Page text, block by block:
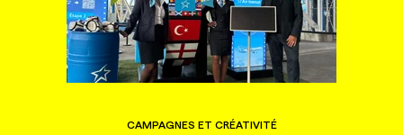
CAMPAGNES ET CRÉATIVITÉ